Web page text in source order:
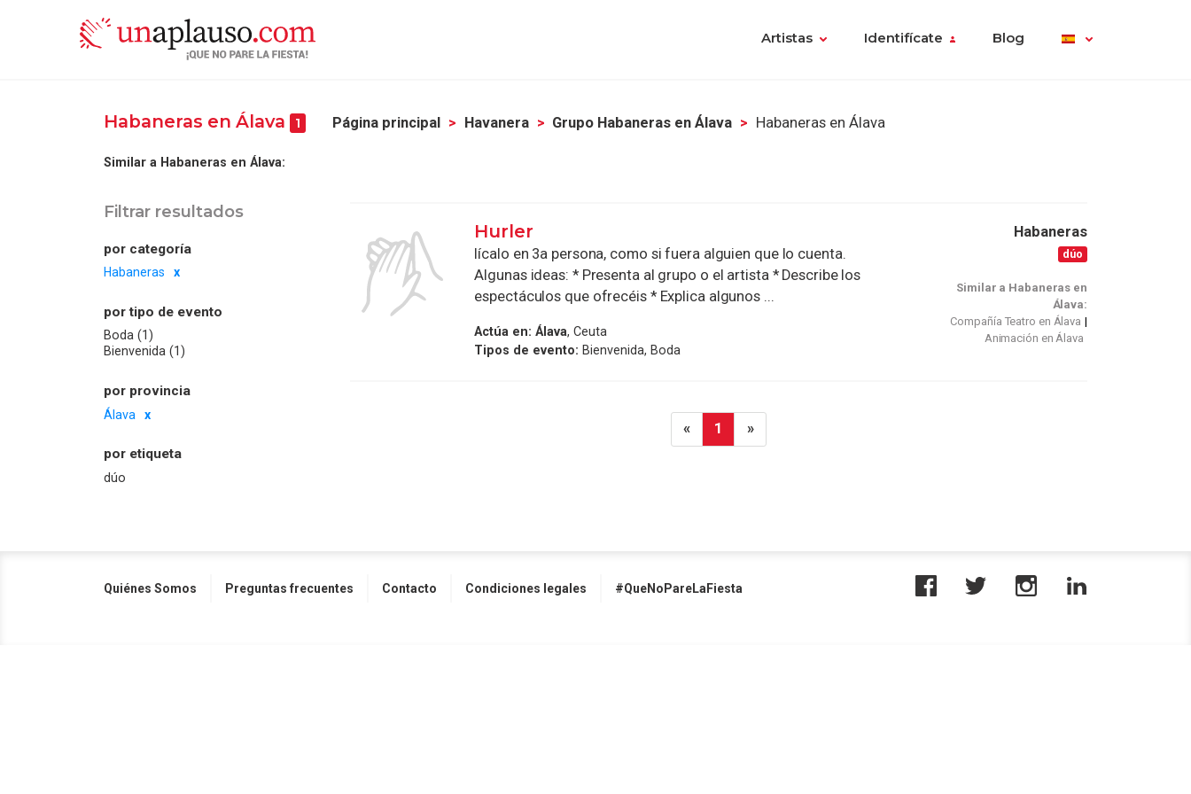
Artistas Identifícate Blog
Habaneras en Álava 1 Página principal Havanera Grupo Habaneras en Álava Habaneras en Álava
Similar a Habaneras en Álava:
Filtrar resultados
por categoría
Habaneras
por tipo de evento
Boda (1)
Bienvenida (1)
por provincia
Álava
por etiqueta
dúo
Hurler
lícalo en 3a persona, como si fuera alguien que lo cuenta.
Algunas ideas: * Presenta al grupo o el artista * Describe los
espectáculos que ofrecéis * Explica algunos ...
Actúa en: Álava, Ceuta
Tipos de evento: Bienvenida, Boda
Habaneras
dúo
Similar a Habaneras en
Álava:
Compañía Teatro en Álava
Animación en Álava
« 1 »
Quiénes Somos Preguntas frecuentes Contacto Condiciones legales #QueNoPareLaFiesta